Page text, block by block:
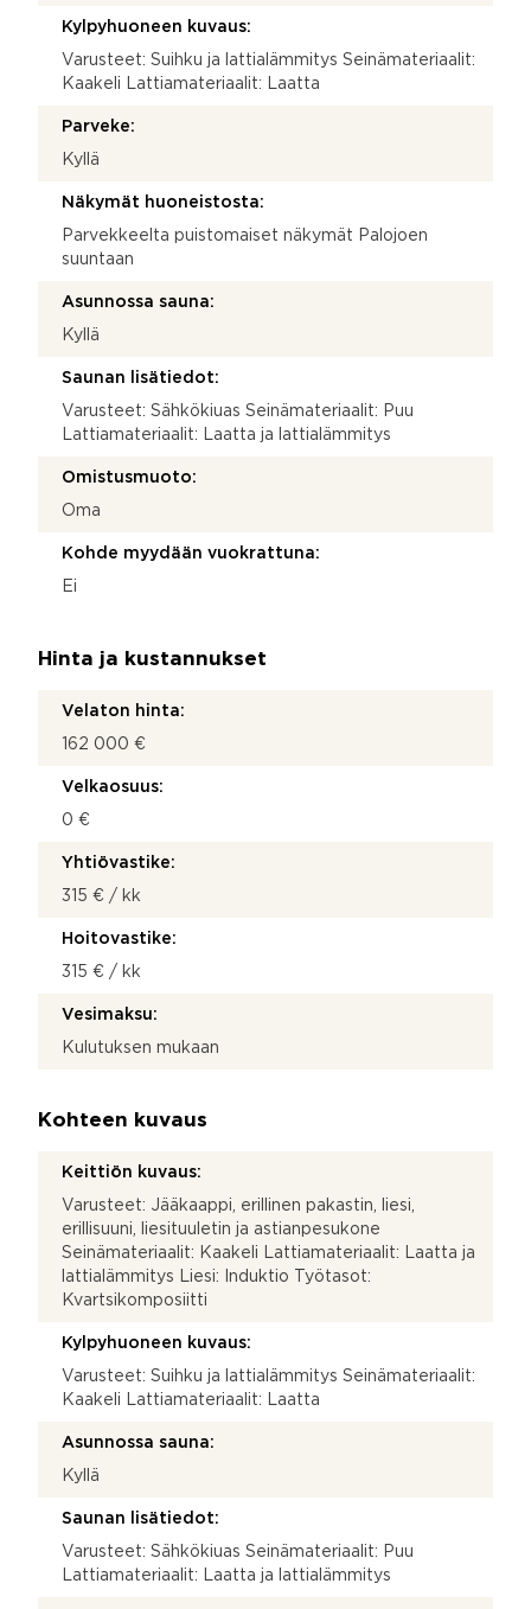
Kylpyhuoneen kuvaus:
Varusteet: Suihku ja lattialämmitys Seinämateriaalit:
Kaakeli Lattiamateriaalit: Laatta
Parveke:
Kyllä
Näkymät huoneistosta:
Parvekkeelta puistomaiset näkymät Palojoen
suuntaan
Asunnossa sauna:
Kyllä
Saunan lisätiedot:
Varusteet: Sähkökiuas Seinämateriaalit: Puu
Lattiamateriaalit: Laatta ja lattialämmitys
Omistusmuoto:
Oma
Kohde myydään vuokrattuna:
Ei
Hinta ja kustannukset
Velaton hinta:
162 000 €
Velkaosuus:
0 €
Yhtiövastike:
315 € / kk
Hoitovastike:
315 € / kk
Vesimaksu:
Kulutuksen mukaan
Kohteen kuvaus
Keittiön kuvaus:
Varusteet: Jääkaappi, erillinen pakastin, liesi,
erillisuuni, liesituuletin ja astianpesukone
Seinämateriaalit: Kaakeli Lattiamateriaalit: Laatta ja
lattialämmitys Liesi: Induktio Työtasot:
Kvartsikomposiitti
Kylpyhuoneen kuvaus:
Varusteet: Suihku ja lattialämmitys Seinämateriaalit:
Kaakeli Lattiamateriaalit: Laatta
Asunnossa sauna:
Kyllä
Saunan lisätiedot:
Varusteet: Sähkökiuas Seinämateriaalit: Puu
Lattiamateriaalit: Laatta ja lattialämmitys